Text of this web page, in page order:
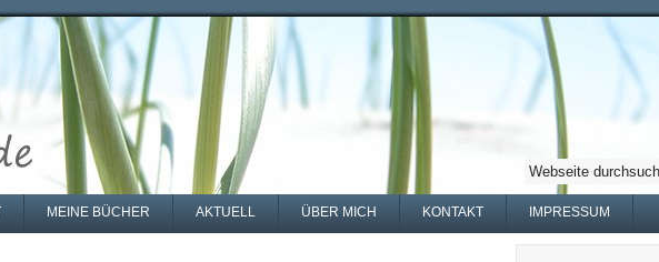
MEINE BÜCHER AKTUELL ÜBER MICH KONTAKT IMPRESSUM